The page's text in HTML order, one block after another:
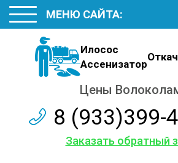
Илосос
Ассенизатор
Цены
8 (933)399-
Заказать обратный
МЕНЮ САЙТА: